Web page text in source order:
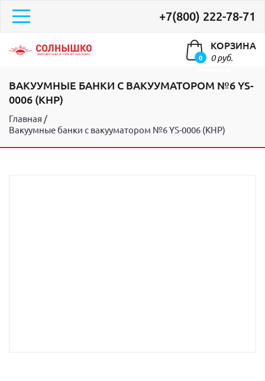
+7(800) 222-78-71
0
КОРЗИНА
0 руб.
ВАКУУМНЫЕ БАНКИ С ВАКУУМАТОРОМ №6 YS-
0006 (КНР)
Главная
Вакуумные банки с вакууматором №6 YS-0006 (КНР)